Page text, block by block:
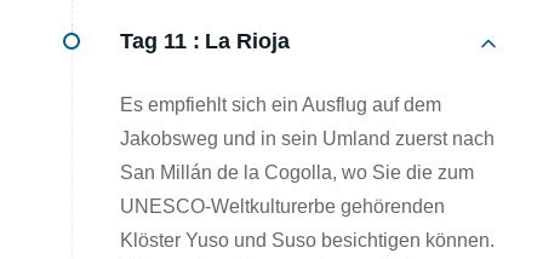
Tag 11 : La Rioja
Es empfiehlt sich ein Ausflug auf dem
Jakobsweg und in sein Umland zuerst nach
San Millán de la Cogolla, wo Sie die zum
UNESCO-Weltkulturerbe gehörenden
Klöster Yuso und Suso besichtigen können.